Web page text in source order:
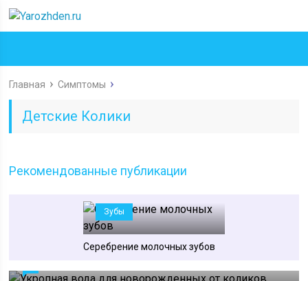
Главная Симптомы
Детские Колики
Рекомендованные публикации
Зубы
Серебрение молочных зубов